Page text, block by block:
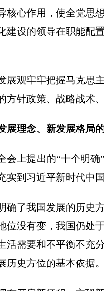
核心作用，使全党思
建设的领导在职能配
展观牢牢把握马克思
方针政策、战略战术
展理念、新发展格局
会上提出的“十个明
实到习近平新时代中
确了我国发展的历史
位没有变，我国仍处
活需要和不平衡不充
历史方位的基本依据。